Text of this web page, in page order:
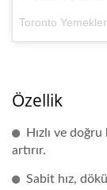
Toronto
Özellik
Hızlı ve
artırır.
Sabit hız,